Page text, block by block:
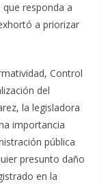
responda a
a priorizar
Control
del
la legisladora
importancia
pública
presunto daño
en la